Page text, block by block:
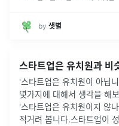
by 샛별
스타트업은 유치원과 비
'스타트업은 유치원이 아닙
몇가지에 대해서 생각을 해
'스타트업은 유치원이지 않
적거려 봅니다.스타트업이